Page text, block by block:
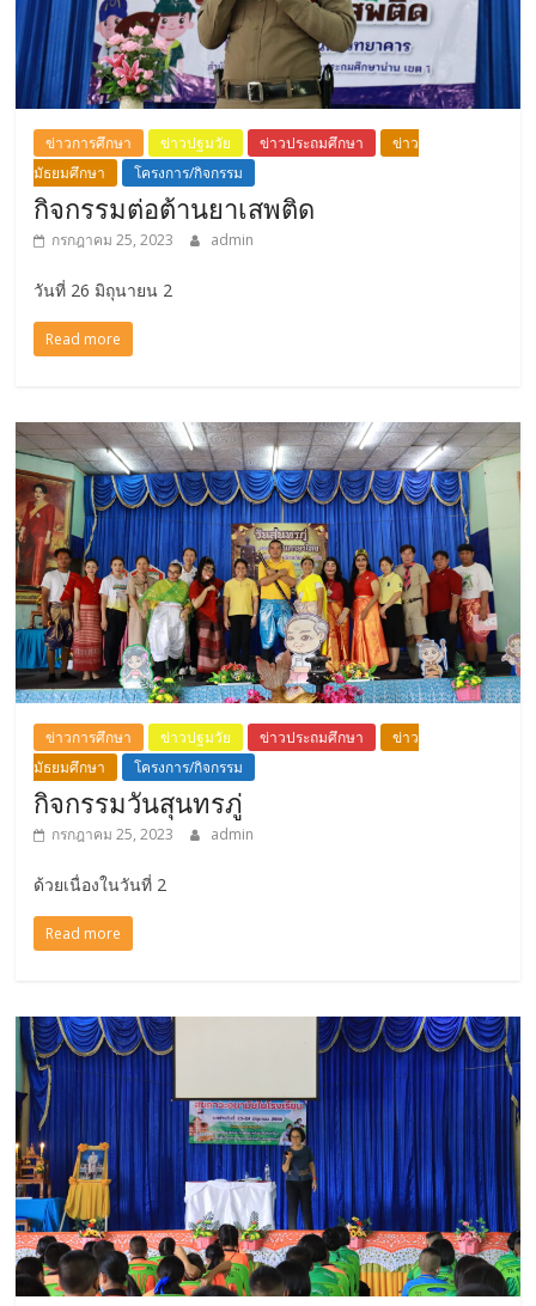
ข่าวการศึกษา ข่าวปฐมวัย ข่าวประถมศึกษา
ข่าว
มัธยมศึกษา
โครงการ/กิจกรรม
กิจกรรมต่อต้านยาเสพติด
กรกฎาคม 25, 2023 admin
วันที่ 26 มิถุนายน 2
Read more
ข่าวการศึกษา ข่าวปฐมวัย ข่าวประถมศึกษา
ข่าว
มัธยมศึกษา
โครงการ/กิจกรรม
กิจกรรมวันสุนทรภู่
กรกฎาคม 25, 2023 admin
ด้วยเนื่องในวันที่ 2
Read more